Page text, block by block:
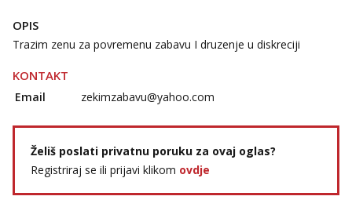
OPIS
Trazim zenu za povremenu zabavu I druzenje u diskreciji
KONTAKT
Email zekimzabavu@yahoo.com
Želiš poslati privatnu poruku za ovaj oglas?
Registriraj se ili prijavi klikom ovdje